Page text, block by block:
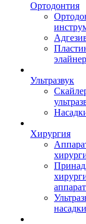
Ортодонтия
Ультразвук
Хирургия
насадки